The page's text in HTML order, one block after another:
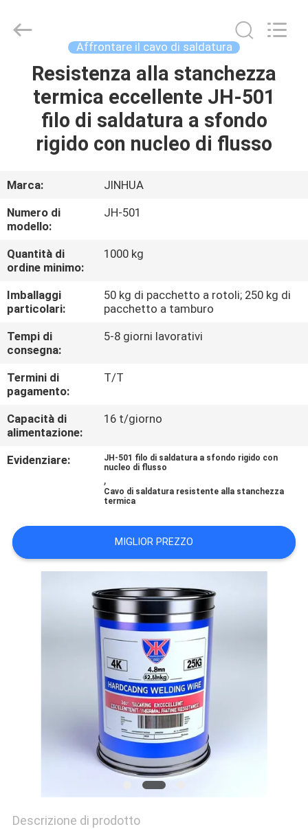
CASA
PRODOTTI
CIRCA
NOI
GIRO
DELLA
FABBRICA
CONTROLLO
DI
CONTATTICI
RICHIEDA
NOTIZIE
piastra
claddingweldingmachine.com.
Affrontare il cavo di saldatura
Resistenza alla stanchezza
termica eccellente JH-501
filo di saldatura a sfondo
rigido con nucleo di flusso
Marca:
JINHUA
Numero di
modello:
JH-501
Quantità di
ordine minimo:
1000 kg
Imballaggi
particolari:
50 kg di pacchetto a rotoli; 250 kg di
pacchetto a tamburo
Tempi di
consegna:
5-8 giorni lavorativi
Termini di
pagamento:
T/T
Capacità di
alimentazione:
16 t/giorno
Evidenziare:
JH-501 filo di saldatura a sfondo rigido con
nucleo di flusso
,
Cavo di saldatura resistente alla stanchezza
termica
MIGLIOR PREZZO
Descrizione di prodotto